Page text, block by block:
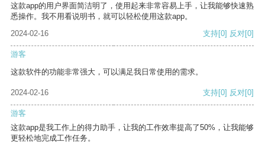
这款app的用户界面简洁明了，使用起来非常容易上手，让我能够快速熟
悉操作。我不用看说明书，就可以轻松使用这款app。
2024-02-16
支持[0] 反对[0]
游客
这款软件的功能非常强大，可以满足我日常使用的需求。
2024-02-16 支持[0] 反对[0]
游客
这款app是我工作上的得力助手，让我的工作效率提高了50%，让我能够
更轻松地完成工作任务。